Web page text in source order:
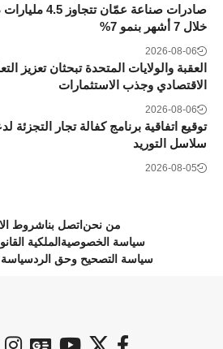
صادرات صناعة عمّان تتجاوز
خلال 7 أشهر بنمو 7%
2026-08-06
العقبة والولايات المتحدة تبحثان تعزيز
الاقتصادي وجذب الاستثمارات
2026-08-06
توقيع اتفاقية برنامج كفالة تجار التجزئة
سلاسل التوريد
2026-08-05
من نحن اتصل بناشروط
سياسة الخصوصية الملكية
سياسة التصحيح وحق الردسياسة